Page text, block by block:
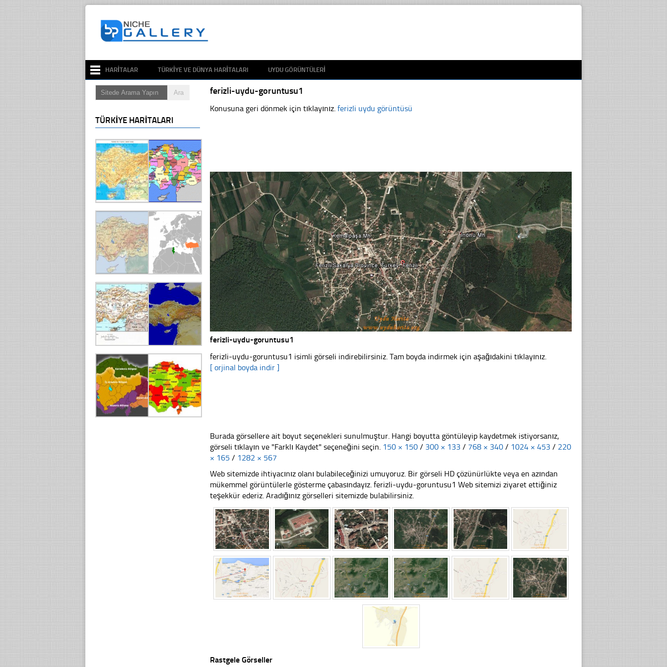
HARITALAR TÜRKIYE VE DÜNYA HARITALARI UYDU GÖRÜNTÜLERI
ferizli-uydu-goruntusu1
Konusuna geri dönmek için tıklayınız.ferizli uydu görüntüsü
ferizli-uydu-goruntusu1
ferizli-uydu-goruntusu1 isimli görseli indirebilirsiniz. Tam boyda indirmek için aşağıdakini tıklayınız.
[ orjinal boyda indir ]
Burada görsellere ait boyut seçenekleri sunulmuştur. Hangi boyutta göntüleyip kaydetmek istiyorsanız,
görseli tıklayın ve "Farklı Kaydet" seçeneğini seçin. 150 × 150 / 300 × 133 / 768 × 340 / 1024 × 453 / 220
× 165 / 1282 × 567
Web sitemizde ihtiyacınız olanı bulabileceğinizi umuyoruz. Bir görseli HD çözünürlükte veya en azından
mükemmel görüntülerle gösterme çabasındayız. ferizli-uydu-goruntusu1 Web sitemizi ziyaret ettiğiniz
teşekkür ederiz. Aradığınız görselleri sitemizde bulabilirsiniz.
Rastgele Görseller
TÜRKIYE HARITALARI